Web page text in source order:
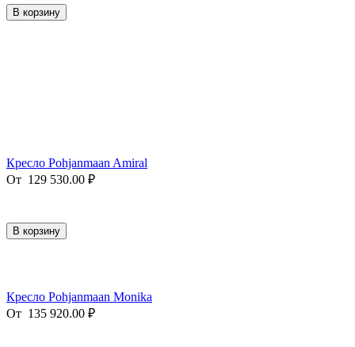
В корзину
Кресло Pohjanmaan Amiral
От 129 530.00 ₽
В корзину
Кресло Pohjanmaan Monika
От 135 920.00 ₽